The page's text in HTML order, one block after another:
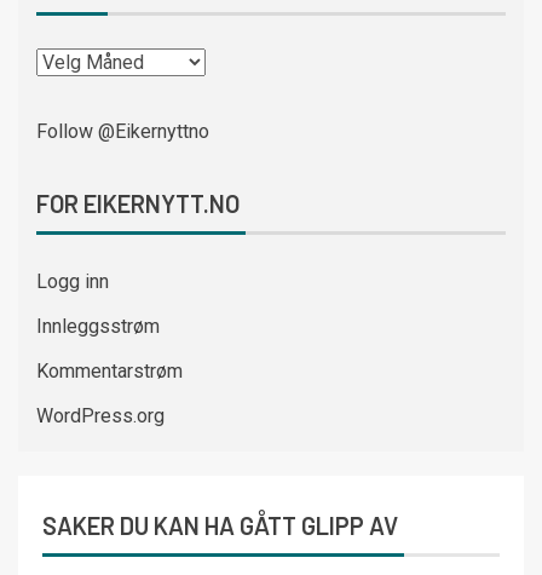
Follow @Eikernyttno
FOR EIKERNYTT.NO
Logg inn
Innleggsstrøm
Kommentarstrøm
WordPress.org
SAKER DU KAN HA GÅTT GLIPP AV